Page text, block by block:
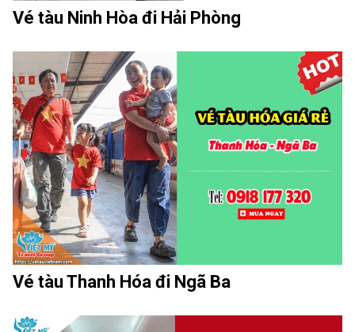
Vé tàu Ninh Hòa đi Hải Phòng
Vé tàu Thanh Hóa đi Ngã Ba